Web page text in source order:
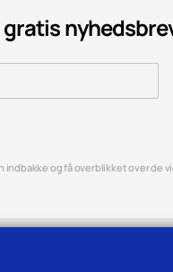
indbakke og få overblikket over de